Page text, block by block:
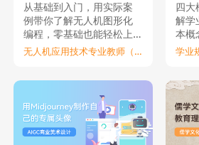
从基础到入门，用实际案
例带你了解无人机图形化
编程，零基础也能轻松上
手。
无人机应用技术专业教师（初级）
四大
解学
本概
要素
学业